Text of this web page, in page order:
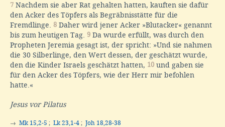
7 Nachdem sie aber Rat gehalten hatten, kauften sie dafür
den Acker des Töpfers als Begräbnisstätte für die
Fremdlinge. 8 Daher wird jener Acker »Blutacker« genannt
bis zum heutigen Tag. 9 Da wurde erfüllt, was durch den
Propheten Jeremia gesagt ist, der spricht: »Und sie nahmen
die 30 Silberlinge, den Wert dessen, der geschätzt wurde,
den die Kinder Israels geschätzt hatten, 10 und gaben sie
für den Acker des Töpfers, wie der Herr mir befohlen
hatte.«
Jesus vor Pilatus
→ Mk 15,2-5 ; Lk 23,1-4 ; Joh 18,28-38